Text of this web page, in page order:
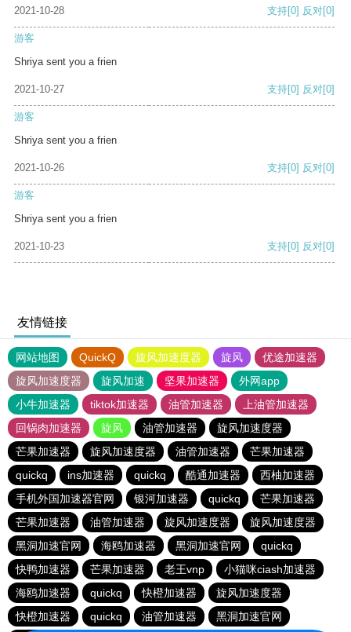
2021-10-28 支持[0] 反对[0]
游客
Shriya sent you a frien
2021-10-27 支持[0] 反对[0]
游客
Shriya sent you a frien
2021-10-26 支持[0] 反对[0]
游客
Shriya sent you a frien
2021-10-23 支持[0] 反对[0]
友情链接
网站地图 QuickQ 旋风加速度器 旋风
优途加速器
旋风加速度器
旋风加速 坚果加速器
外网app
小牛加速器
tiktok加速器 油管加速器
上油管加速器
回锅肉加速器
旋风 油管加速器
旋风加速度器
芒果加速器
旋风加速度器 油管加速器
芒果加速器
quickq
ins加速器 quickq 酷通加速器
西柚加速器
手机外国加速器官网
银河加速器 quickq
芒果加速器
芒果加速器
油管加速器 旋风加速度器
旋风加速度器
黑洞加速官网
海鸥加速器 黑洞加速官网
quickq
快鸭加速器
芒果加速器 老王vnp
小猫咪ciash加速器
海鸥加速器
quickq 快橙加速器
旋风加速度器
快橙加速器
quickq 油管加速器 黑洞加速官网